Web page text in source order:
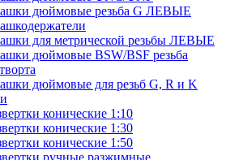
дюймовые резьба G ЛЕВЫЕ
для метрической резьбы ЛЕВЫЕ
дюймовые BSW/BSF резьба
дюймовые для резьб G, R и K
конические 1:10
конические 1:30
конические 1:50
ручные разжимные